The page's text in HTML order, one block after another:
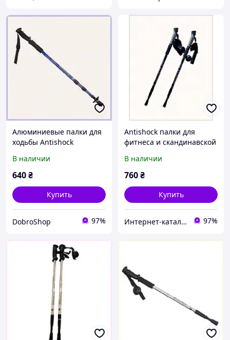
Алюминиевые палки для
ходьбы Antishock
80T6009C4X
В наличии
640₴
Купить
DobroShop 97%
Antishock палки для
фитнеса и скандинавской
В наличии
760₴
Купить
Интернет-кат​алог с​ки​​д​​​ок "ElenaShop" 97%